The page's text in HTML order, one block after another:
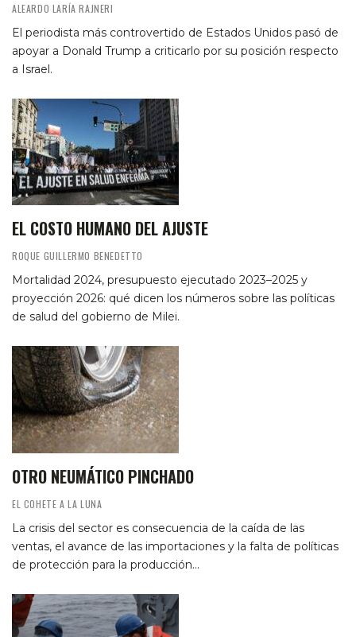
ALEARDO LARÍA RAJNERI
El periodista más controvertido de Estados Unidos pasó de
apoyar a Donald Trump a criticarlo por su posición respecto
a Israel.
EL COSTO HUMANO DEL AJUSTE
ROQUE GUILLERMO BENEDETTO
Mortalidad 2024, presupuesto ejecutado 2023–2025 y
proyección 2026: qué dicen los números sobre las políticas
de salud del gobierno de Milei.
OTRO NEUMÁTICO PINCHADO
EL COHETE A LA LUNA
La crisis del sector es consecuencia de la caída de las
ventas, el avance de las importaciones y la falta de políticas
de protección para la producción…